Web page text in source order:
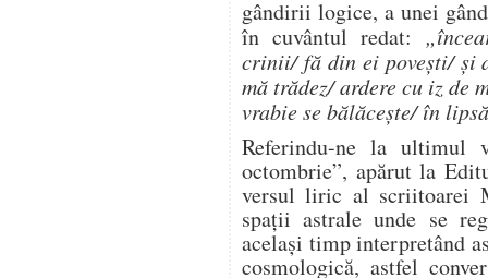
gândirii logice, a unei
în cuvântul redat:
crinii/ fă din ei povești/ și
mă trădez/ ardere cu iz de
vrabie se bălăcește/ în
Referindu-ne la ultimul
octombrie”, apărut la
versul liric al scriitoarei
spații astrale unde se
același timp interpretând
cosmologică, astfel